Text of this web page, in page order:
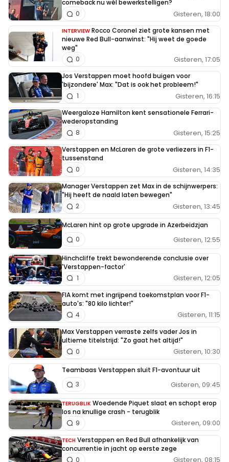
comeback nu wél bewerkstelligen?
Gisteren, 18:00
0
INTERVIEW Rocco Coronel ziet grote kansen met
nieuwe Red Bull-aanwinst: "Hij weet de goede
weg"
Gisteren, 17:05
0
Jos Verstappen moet hoofd buigen voor
'bijzondere' Max: "Dat is ook het probleem!"
Gisteren, 16:15
1
Weergaloze Hamilton kent sensationele Ferrari-
wederopstanding
Gisteren, 15:25
8
Verstappen en McLaren de grote verliezers in F1-
tussenstand
Gisteren, 14:35
0
Manager Verstappen zet Max in de schijnwerpers:
"Hij heeft de naald laten bewegen"
Gisteren, 13:45
2
McLaren hint op grote upgrade in Azerbeidzjan
Gisteren, 12:55
0
Hinchcliffe trekt bewonderende conclusie over
'Verstappen-factor'
Gisteren, 12:05
1
FIA komt met ingrijpend toekomstplan voor F1-
auto's: "80 kilo lichter!"
Gisteren, 11:15
4
Max Verstappen verraste zelfs vader Jos in
ultieme titelstrijd: "Zo gaat het altijd!"
Gisteren, 10:30
0
Teambaas Verstappen sluit F1-avontuur uit
Gisteren, 09:45
3
TERUGBLIK Woedende Piquet slaat en schopt erop
los na knullige crash - terugblik
Gisteren, 09:00
9
TECH Verstappen en Red Bull afhankelijk van
concurrentie in jacht op eerste zege
Gisteren, 08:15
0